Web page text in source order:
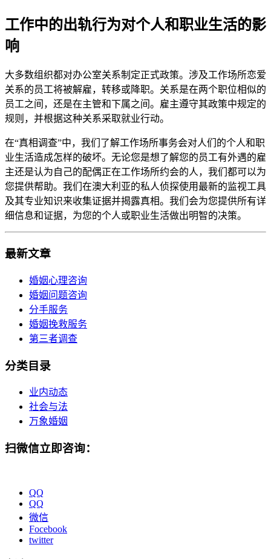
工作中的出轨行为对个人和职业生活的影
响
大多数组织都对办公室关系制定正式政策。涉及工作场所恋爱
关系的员工将被解雇，转移或降职。关系是在两个职位相似的
员工之间，还是在主管和下属之间。雇主遵守其政策中规定的
规则，并根据这种关系采取就业行动。
在“真相调查”中，我们了解工作场所事务会对人们的个人和职
业生活造成怎样的破坏。无论您是想了解您的员工有外遇的雇
主还是认为自己的配偶正在工作场所约会的人，我们都可以为
您提供帮助。我们在澳大利亚的私人侦探使用最新的监视工具
及其专业知识来收集证据并揭露真相。我们会为您提供所有详
细信息和证据，为您的个人或职业生活做出明智的决策。
最新文章
婚姻心理咨询
婚姻问题咨询
分手服务
婚姻挽救服务
第三者调查
分类目录
业内动态
社会与法
万象婚姻
扫微信立即咨询：
QQ
QQ
微信
Focebook
twitter